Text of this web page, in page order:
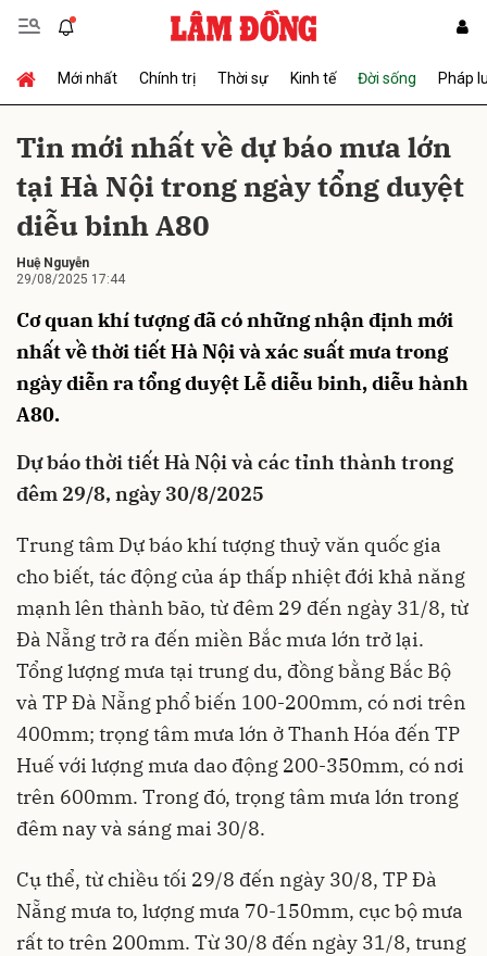
Mới nhất Chính trị Thời sự Kinh tế Đời sống Pháp
Tin mới nhất về dự báo mưa lớn
tại Hà Nội trong ngày tổng duyệt
diễu binh A80
Huệ Nguyễn
29/08/2025 17:44
Cơ quan khí tượng đã có những nhận định mới
nhất về thời tiết Hà Nội và xác suất mưa trong
ngày diễn ra tổng duyệt Lễ diễu binh, diễu hành
A80.
Dự báothời tiết Hà Nộivà các tỉnh thành trong
đêm 29/8, ngày 30/8/2025
Trung tâm Dự báo khí tượng thuỷ văn quốc gia
cho biết, tác động của áp thấp nhiệt đới khả năng
mạnh lên thành bão, từ đêm 29 đến ngày 31/8, từ
Đà Nẵng trở ra đến miền Bắc mưa lớn trở lại.
Tổng lượng mưa tại trung du, đồng bằng Bắc Bộ
và TP Đà Nẵng phổ biến 100-200mm, có nơi trên
400mm; trọng tâm mưa lớn ở Thanh Hóa đến TP
Huế với lượng mưa dao động 200-350mm, có nơi
trên 600mm. Trong đó, trọng tâm mưa lớn trong
đêm nay và sáng mai 30/8.
Cụ thể, từ chiều tối 29/8 đến ngày 30/8, TP Đà
Nẵng mưa to, lượng mưa 70-150mm, cục bộ mưa
rất to trên 200mm. Từ 30/8 đến ngày 31/8, trung
Gửi bình luận
Hủy Gửi